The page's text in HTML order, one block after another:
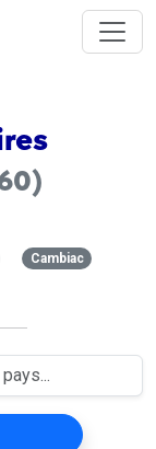
Cambiac